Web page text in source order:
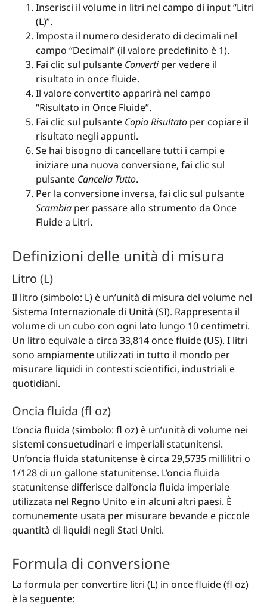
Inserisci il volume in litri nel campo di input “Litri
(L)”.
Imposta il numero desiderato di decimali nel
campo “Decimali” (il valore predefinito è 1).
Fai clic sul pulsante Convertiper vedere il
risultato in once fluide.
Il valore convertito apparirà nel campo
“Risultato in Once Fluide”.
Fai clic sul pulsante Copia Risultato per copiare il
risultato negli appunti.
Se hai bisogno di cancellare tutti i campi e
iniziare una nuova conversione, fai clic sul
pulsante Cancella Tutto.
Per la conversione inversa, fai clic sul pulsante
Scambia per passare allo strumento da Once
Fluide a Litri.
Definizioni delle unità di misura
Litro (L)
Il litro (simbolo: L) è un’unità di misura del volume nel
Sistema Internazionale di Unità (SI). Rappresenta il
volume di un cubo con ogni lato lungo 10 centimetri.
Un litro equivale a circa 33,814 once fluide (US). I litri
sono ampiamente utilizzati in tutto il mondo per
misurare liquidi in contesti scientifici, industriali e
quotidiani.
Oncia fluida (fl oz)
L’oncia fluida (simbolo: fl oz) è un’unità di volume nei
sistemi consuetudinari e imperiali statunitensi.
Un’oncia fluida statunitense è circa 29,5735 millilitri o
1/128 di un gallone statunitense. L’oncia fluida
statunitense differisce dall’oncia fluida imperiale
utilizzata nel Regno Unito e in alcuni altri paesi. È
comunemente usata per misurare bevande e piccole
quantità di liquidi negli Stati Uniti.
Formula di conversione
La formula per convertire litri (L) in once fluide (fl oz)
è la seguente: